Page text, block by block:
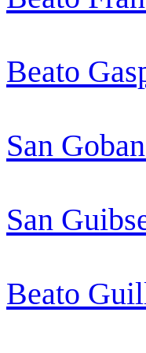
Beato
San
San
Beato